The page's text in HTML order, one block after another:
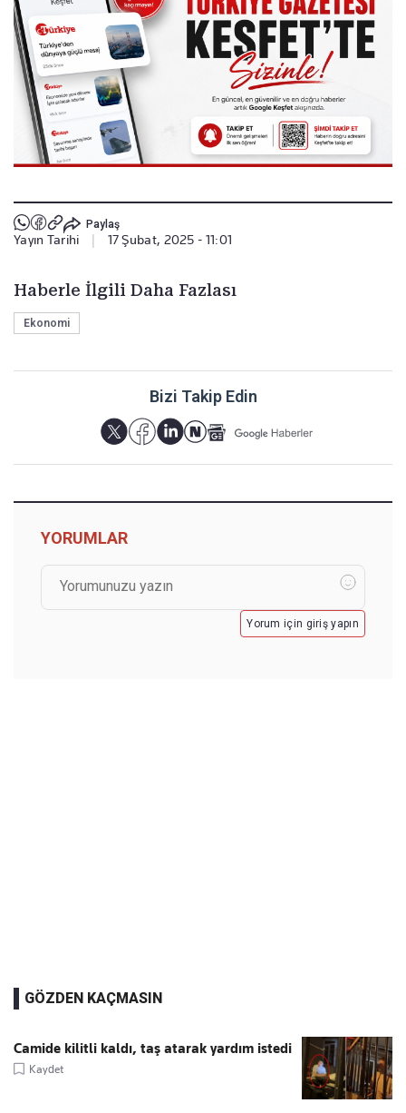
Paylaş
Yayın Tarihi 17 Şubat, 2025 - 11:01
Haberle İlgili Daha Fazlası
Ekonomi
Bizi Takip Edin
YORUMLAR
Yorum için giriş yapın
GÖZDEN KAÇMASIN
Camide kilitli kaldı, taş atarak yardım istedi
Kaydet